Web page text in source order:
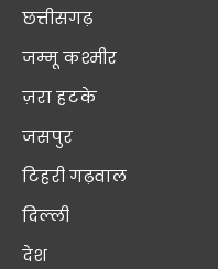
छत्तीसगढ़
जम्मू कश्मीर
ज़रा हटके
जसपुर
टिहरी गढ़वाल
दिल्ली
देश